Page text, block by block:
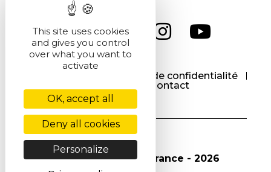
Politique de confidentialité
Contact
© Société Chimique de France - 2026
This site uses cookies
and gives you control
over what you want to
activate
OK, accept all
Deny all cookies
Personalize